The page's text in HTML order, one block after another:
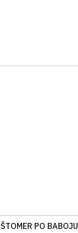
PO BABOJU